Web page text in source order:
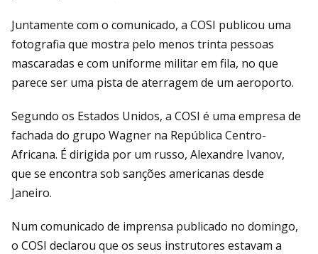
Juntamente com o comunicado, a COSI publicou uma
fotografia que mostra pelo menos trinta pessoas
mascaradas e com uniforme militar em fila, no que
parece ser uma pista de aterragem de um aeroporto.
Segundo os Estados Unidos, a COSI é uma empresa de
fachada do grupo Wagner na República Centro-
Africana. É dirigida por um russo, Alexandre Ivanov,
que se encontra sob sanções americanas desde
Janeiro.
Num comunicado de imprensa publicado no domingo,
o COSI declarou que os seus instrutores estavam a